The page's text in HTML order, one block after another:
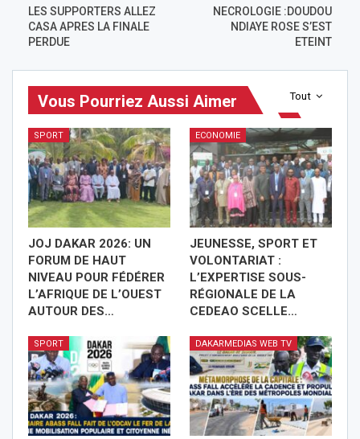
LES SUPPORTERS ALLEZ
CASA APRES LA FINALE
PERDUE
NECROLOGIE :DOUDOU
NDIAYE ROSE S’EST
ETEINT
Tout
Vous Pourriez Aussi Aimer
SPORT
JOJ DAKAR 2026: UN
FORUM DE HAUT
NIVEAU POUR FÉDÉRER
L’AFRIQUE DE L’OUEST
AUTOUR DES…
ECONOMIE
JEUNESSE, SPORT ET
VOLONTARIAT :
L’EXPERTISE SOUS-
RÉGIONALE DE LA
CEDEAO SCELLE…
SPORT DAKARMEDIAS WEB TV